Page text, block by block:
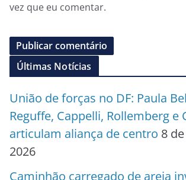
vez que eu comentar.
Últimas Notícias
União de forças no DF: Paula
Reguffe, Cappelli, Rollemberg e
articulam aliança de centro 8
2026
Caminhão carregado de areia